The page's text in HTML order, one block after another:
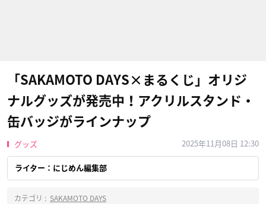
「SAKAMOTO DAYS×まるくじ」オリジ
ナルグッズが発売中！アクリルスタンド・
缶バッジがラインナップ
グッズ 2025年11月08日 12:30
ライター：にじめん編集部
カテゴリ : SAKAMOTO DAYS